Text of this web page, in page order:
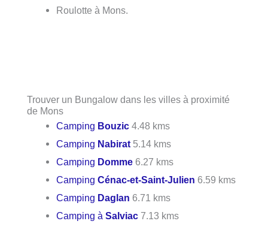
Roulotte à Mons.
Trouver un Bungalow dans les villes à proximité
de Mons
Camping Bouzic 4.48 kms
Camping Nabirat 5.14 kms
Camping Domme 6.27 kms
CampingCénac-et-Saint-Julien 6.59 kms
Camping Daglan 6.71 kms
Camping àSalviac 7.13 kms